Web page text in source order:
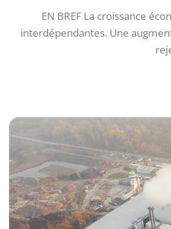
EN BREF La croissance
interdépendantes. Une